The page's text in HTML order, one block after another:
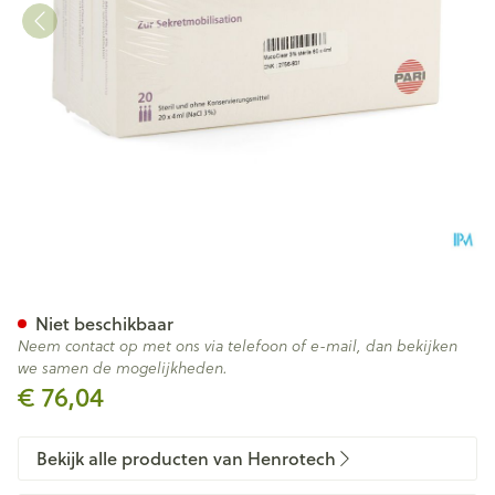
€ 76,04
Niet beschikbaar
Neem contact op met ons via telefoon of e-mail, dan bekijken
we samen de mogelijkheden.
Bekijk alle producten van Henrotech